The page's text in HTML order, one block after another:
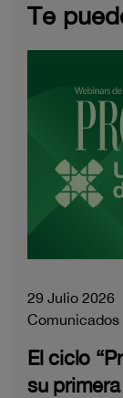
Te
29 Julio 2026
Comunicados
El ciclo
su